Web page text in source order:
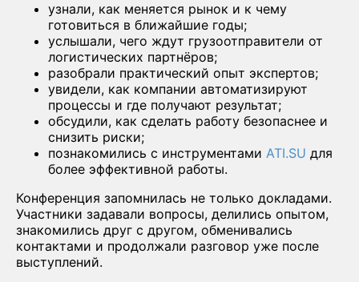
узнали, как меняется рынок и к чему
готовиться в ближайшие годы;
услышали, чего ждут грузоотправители от
логистических партнёров;
разобрали практический опыт экспертов;
увидели, как компании автоматизируют
процессы и где получают результат;
обсудили, как сделать работу безопаснее и
снизить риски;
познакомились с инструментами ATI.SU для
более эффективной работы.
Конференция запомнилась не только докладами.
Участники задавали вопросы, делились опытом,
знакомились друг с другом, обменивались
контактами и продолжали разговор уже после
выступлений.